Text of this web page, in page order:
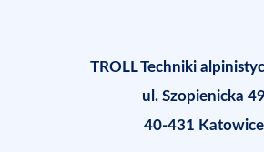
TROLL Techniki
ul. Szopienicka 49
40-431 Katowice